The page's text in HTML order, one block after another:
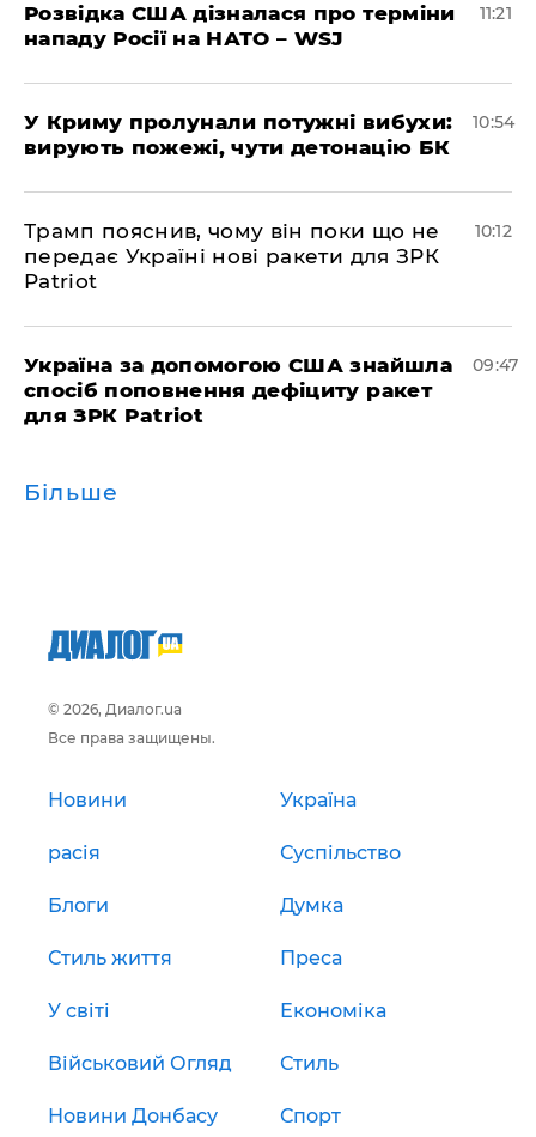
Розвідка США дізналася про терміни
нападу Росії на НАТО – WSJ
11:21
У Криму пролунали потужні вибухи:
вирують пожежі, чути детонацію БК
10:54
Трамп пояснив, чому він поки що не
передає Україні нові ракети для ЗРК
Patriot
10:12
Україна за допомогою США знайшла
спосіб поповнення дефіциту ракет
для ЗРК Patriot
09:47
Більше
© 2026, Диалог.ua
Все права защищены.
Новини Україна
расія Суспільство
Блоги Думка
Стиль життя Преса
У світі Економіка
Військовий Огляд Стиль
Новини Донбасу Спорт